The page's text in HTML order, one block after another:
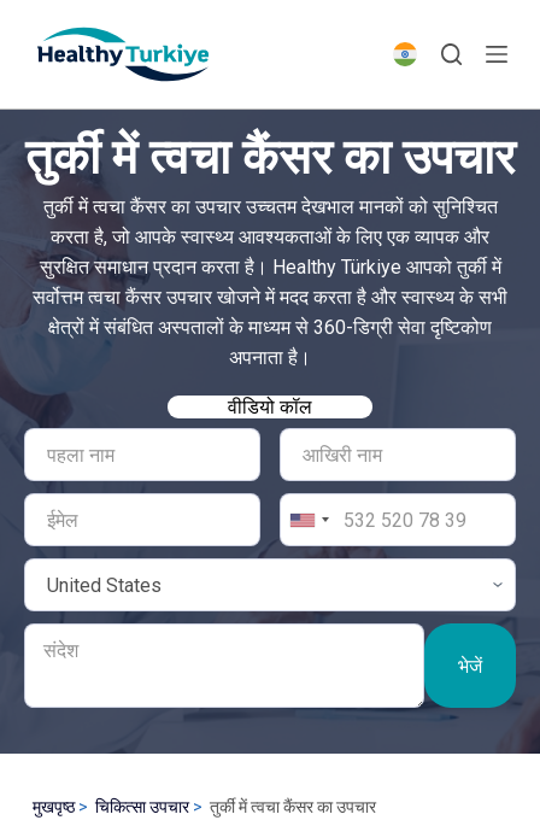
p
t
o
e
t
तुर्की में त्वचा कैंसर का उपचार
तुर्की में त्वचा कैंसर का उपचार उच्चतम देखभाल मानकों को सुनिश्चित
करता है, जो आपके स्वास्थ्य आवश्यकताओं के लिए एक व्यापक और
सुरक्षित समाधान प्रदान करता है। Healthy Türkiye आपको तुर्की में
सर्वोत्तम त्वचा कैंसर उपचार खोजने में मदद करता है और स्वास्थ्य के सभी
क्षेत्रों में संबंधित अस्पतालों के माध्यम से 360-डिग्री सेवा दृष्टिकोण
अपनाता है।
वीडियो कॉल
भेजें
मुखपृष्ठ चिकित्सा उपचार तुर्की में त्वचा कैंसर का उपचार